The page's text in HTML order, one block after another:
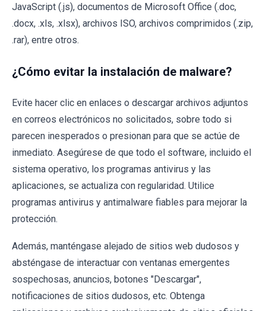
JavaScript (.js), documentos de Microsoft Office (.doc,
.docx, .xls, .xlsx), archivos ISO, archivos comprimidos (.zip,
.rar), entre otros.
¿Cómo evitar la instalación de malware?
Evite hacer clic en enlaces o descargar archivos adjuntos
en correos electrónicos no solicitados, sobre todo si
parecen inesperados o presionan para que se actúe de
inmediato. Asegúrese de que todo el software, incluido el
sistema operativo, los programas antivirus y las
aplicaciones, se actualiza con regularidad. Utilice
programas antivirus y antimalware fiables para mejorar la
protección.
Además, manténgase alejado de sitios web dudosos y
absténgase de interactuar con ventanas emergentes
sospechosas, anuncios, botones "Descargar",
notificaciones de sitios dudosos, etc. Obtenga